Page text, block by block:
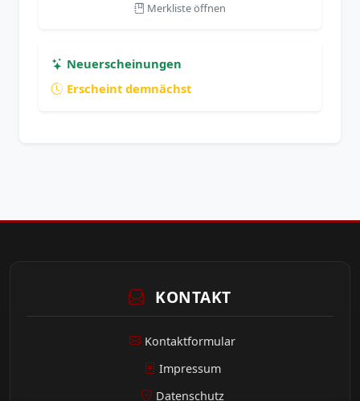
Merkliste öffnen
Neuerscheinungen
Erscheint demnächst
KONTAKT
Kontaktformular
Impressum
Datenschutz